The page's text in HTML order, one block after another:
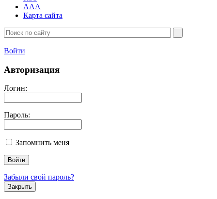
AAA
Карта сайта
Войти
Авторизация
Логин:
Пароль:
Запомнить меня
Забыли свой пароль?
Закрыть